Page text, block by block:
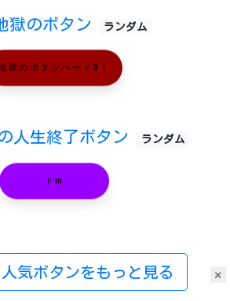
×
獄のボタン ランダム
獄のボタンパート3！
の人生終了ボタン ランダム
ドm
気ボタンをもっと見る